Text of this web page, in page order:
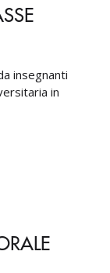
insegnanti
in